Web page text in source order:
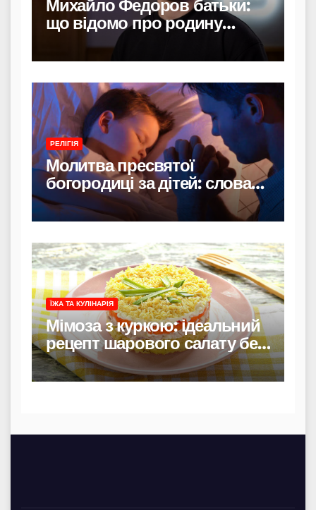
Михайло Федоров батьки:
що відомо про родину
РЕЛІГІЯ
Молитва пресвятої
богородиці за дітей: слова
захисту і материнського
тепла
ЇЖА ТА КУЛІНАРІЯ
Мімоза з куркою: ідеальний
рецепт шарового салату без
риби